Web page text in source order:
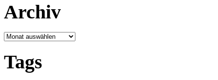
Archiv
Archiv
Tags